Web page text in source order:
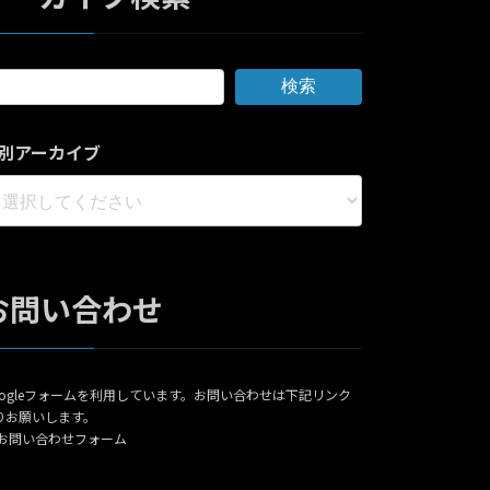
検索
アーカイブ
問い合わせ
フォームを利用しています。お問い合わせは下記リンク
お願いします。
問い合わせフォーム